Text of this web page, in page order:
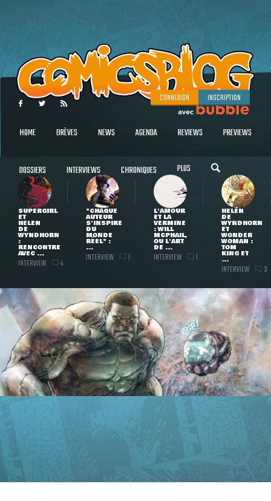
CONNEXION INSCRIPTION
HOME BRÈVES NEWS AGENDA REVIEWS PREVIEWS
DOSSIERS INTERVIEWS CHRONIQUES PLUS
SUPERGIRL
ET
HELEN
DE
WYNDHORN
:
RENCONTRE
AVEC ...
INTERVIEW 4
"CHAQUE
AUTEUR
S'INSPIRE
DU
MONDE
RÉEL" :
...
INTERVIEW 1
L'AMOUR
ET LA
VERMINE
: WILL
MCPHAIL,
OU L'ART
DE ...
INTERVIEW 1
HELEN
DE
WYNDHORN
ET
WONDER
WOMAN :
TOM
KING ET
...
INTERVIEW 3